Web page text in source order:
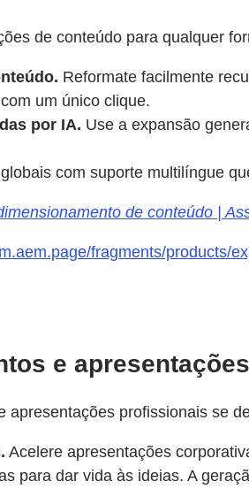
de conteúdo para qualquer
Reformate facilmente
um único clique.
por IA. Use a expansão
com suporte multilíngue
de conteúdo |
fragments/products/
e
apresentações profissionais se
Acelere apresentações
para dar vida às ideias. A